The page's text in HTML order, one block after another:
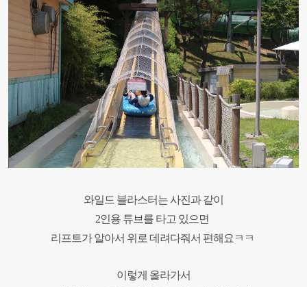
와일드 블라스터는 사진과 같이
2인용 튜브를 타고 있으면
리프트가알아서 위로 데려다줘서 편해요ㅋㅋ
이렇게 올라가서